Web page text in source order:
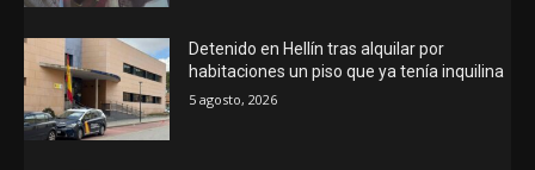
Detenido en Hellín tras alquilar por
habitaciones un piso que ya tenía inquilina
5 agosto, 2026